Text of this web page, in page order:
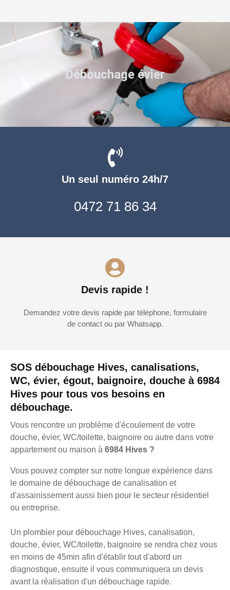
SOS débouchage Hives, canalisations,
WC, évier, égout, baignoire, douche à 6984
Hives pour tous vos besoins en
débouchage.
Vous rencontre un problème d'écoulement de votre
douche, évier, WC/toilette, baignoire ou autre dans votre
appartement ou maison à 6984 Hives ?
Vous pouvez compter sur notre longue expérience dans
le domaine de débouchage de canalisation et
d'assainissement aussi bien pour le secteur résidentiel
ou entreprise.
Un plombier pour débouchage Hives, canalisation,
douche, évier, WC/toilette, baignoire se rendra chez vous
en moins de 45min afin d'établir tout d'abord un
diagnostique, ensuite il vous communiquera un devis
avant la réalisation d'un débouchage rapide.
Un seul numéro 24h/7
0472 71 86 34
Devis rapide !
Demandez votre devis rapide par téléphone, formulaire
de contact ou par Whatsapp.
Débouchage évier